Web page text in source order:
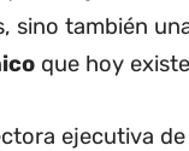
sino también
que hoy
ejecutiva